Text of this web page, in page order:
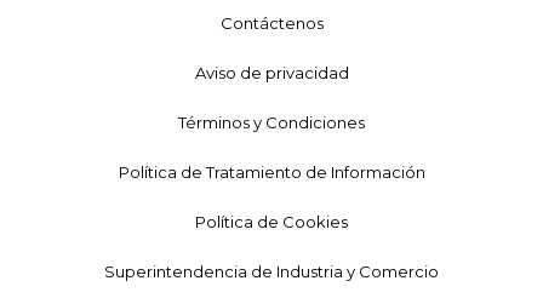
Contáctenos
Aviso de privacidad
Términos y Condiciones
Política de Tratamiento de Información
Política de Cookies
Superintendencia de Industria y Comercio